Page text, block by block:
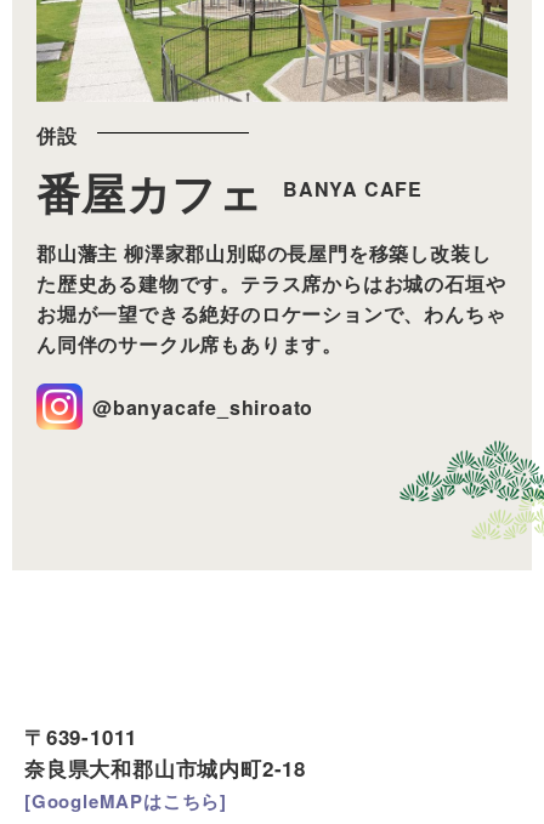
併設
番屋カフェ BANYA CAFE
郡山藩主 柳澤家郡山別邸の長屋門を移築し改装し
た歴史ある建物です。テラス席からはお城の石垣や
お堀が一望できる絶好のロケーションで、わんちゃ
ん同伴のサークル席もあります。
@banyacafe_shiroato​
〒639-1011
奈良県大和郡山市城内町2-18
[GoogleMAPはこちら]